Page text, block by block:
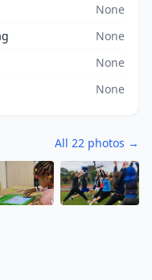
None
None
None
None
All 22 photos →